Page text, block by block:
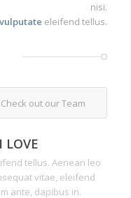
nisi.
vulputate eleifend tellus.
Check out our Team
LOVE
tellus. Aenean leo
vitae, eleifend
ante, dapibus in.